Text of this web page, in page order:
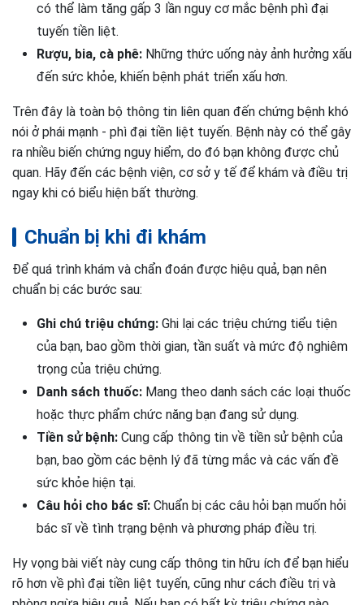
có thể làm tăng gấp 3 lần nguy cơ mắc bệnh phì đại
tuyến tiền liệt.
Rượu, bia, cà phê: Những thức uống này ảnh hưởng xấu
đến sức khỏe, khiến bệnh phát triển xấu hơn.
Trên đây là toàn bộ thông tin liên quan đến chứng bệnh khó
nói ở phái mạnh - phì đại tiền liệt tuyến. Bệnh này có thể gây
ra nhiều biến chứng nguy hiểm, do đó bạn không được chủ
quan. Hãy đến các bệnh viện, cơ sở y tế để khám và điều trị
ngay khi có biểu hiện bất thường.
Chuẩn bị khi đi khám
Để quá trình khám và chẩn đoán được hiệu quả, bạn nên
chuẩn bị các bước sau:
Ghi chú triệu chứng: Ghi lại các triệu chứng tiểu tiện
của bạn, bao gồm thời gian, tần suất và mức độ nghiêm
trọng của triệu chứng.
Danh sách thuốc: Mang theo danh sách các loại thuốc
hoặc thực phẩm chức năng bạn đang sử dụng.
Tiền sử bệnh: Cung cấp thông tin về tiền sử bệnh của
bạn, bao gồm các bệnh lý đã từng mắc và các vấn đề
sức khỏe hiện tại.
Câu hỏi cho bác sĩ: Chuẩn bị các câu hỏi bạn muốn hỏi
bác sĩ về tình trạng bệnh và phương pháp điều trị.
Hy vọng bài viết này cung cấp thông tin hữu ích để bạn hiểu
rõ hơn về phì đại tiền liệt tuyến, cũng như cách điều trị và